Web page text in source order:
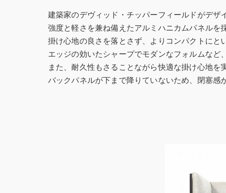
建築家のデヴィッド・チッパーフィールドがデザ
強度と軽さを兼ね備えたアルミハニカムパネルを採
掛け心地の良さを落とさず、よりコンパクトにと
エッジの効いたシャープでモダンなフォルムなど
また、耐久性もさることながら快適な掛け心地を実
バックパネルが下まで降りていないため、閉塞感